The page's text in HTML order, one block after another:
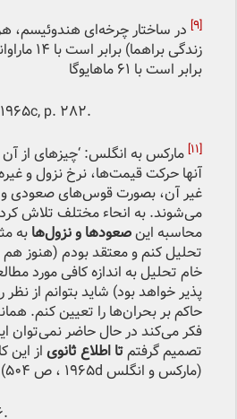
[9]
در ساختار چرخه‌ای هندوئیسم، هر
زندگی
برابر است با ۶۱ ماهایوگا
p. 282.
[11]
مارکس به انگلس: ‘چیزهای از آن
آنها حرکت قیمت‌ها، نرخ نزول و
غیر آن، بصورت قوس‌های صعودی و
می‌شوند. به انحاء مختلف تلاش‌
محاسبه اینصعودها و نزول‌ها به
تحلیل کنم و معتقد بودم (هنوز هم
خام تحلیل به اندازه کافی مورد
پذیر خواهد بود) شاید بتوانم از
حاکم بر بحران‌ها را تعیین کنم.
فکر می‌کند در حال حاضر نمی‌توان
تصمیم گرفتمتا اطلاع ثانوی از
(مارکس و انگلس ۱۹۶۵d ، ص ۵۰۴).